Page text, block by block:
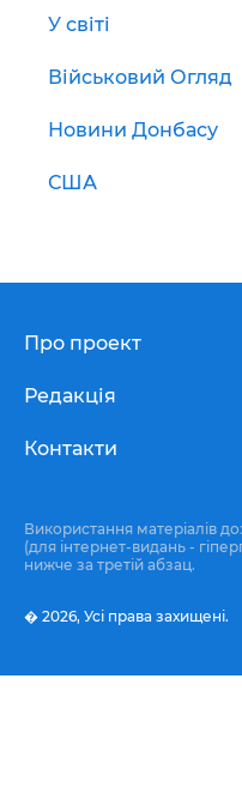
У світі
Військовий Огляд
Новини Донбасу
США
Про проект
Редакція
Контакти
Використання матеріалів
(для інтернет-видань -
нижче за третій абзац.
� 2026, Усі права захищені.